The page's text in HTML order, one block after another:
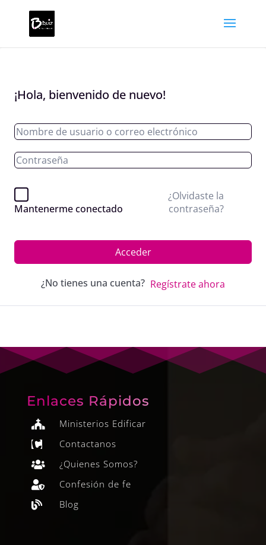
¡Hola, bienvenido de nuevo!
Mantenerme conectado
¿Olvidaste la
contraseña?
Acceder
¿No tienes una cuenta? Regístrate ahora
Enlaces Rápidos
 Ministerios Edificar
 Contactanos
 ¿Quienes Somos?
 Confesión de fe
 Blog